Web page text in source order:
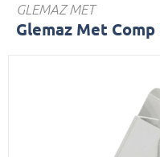
GLEMAZ MET
Glemaz Met